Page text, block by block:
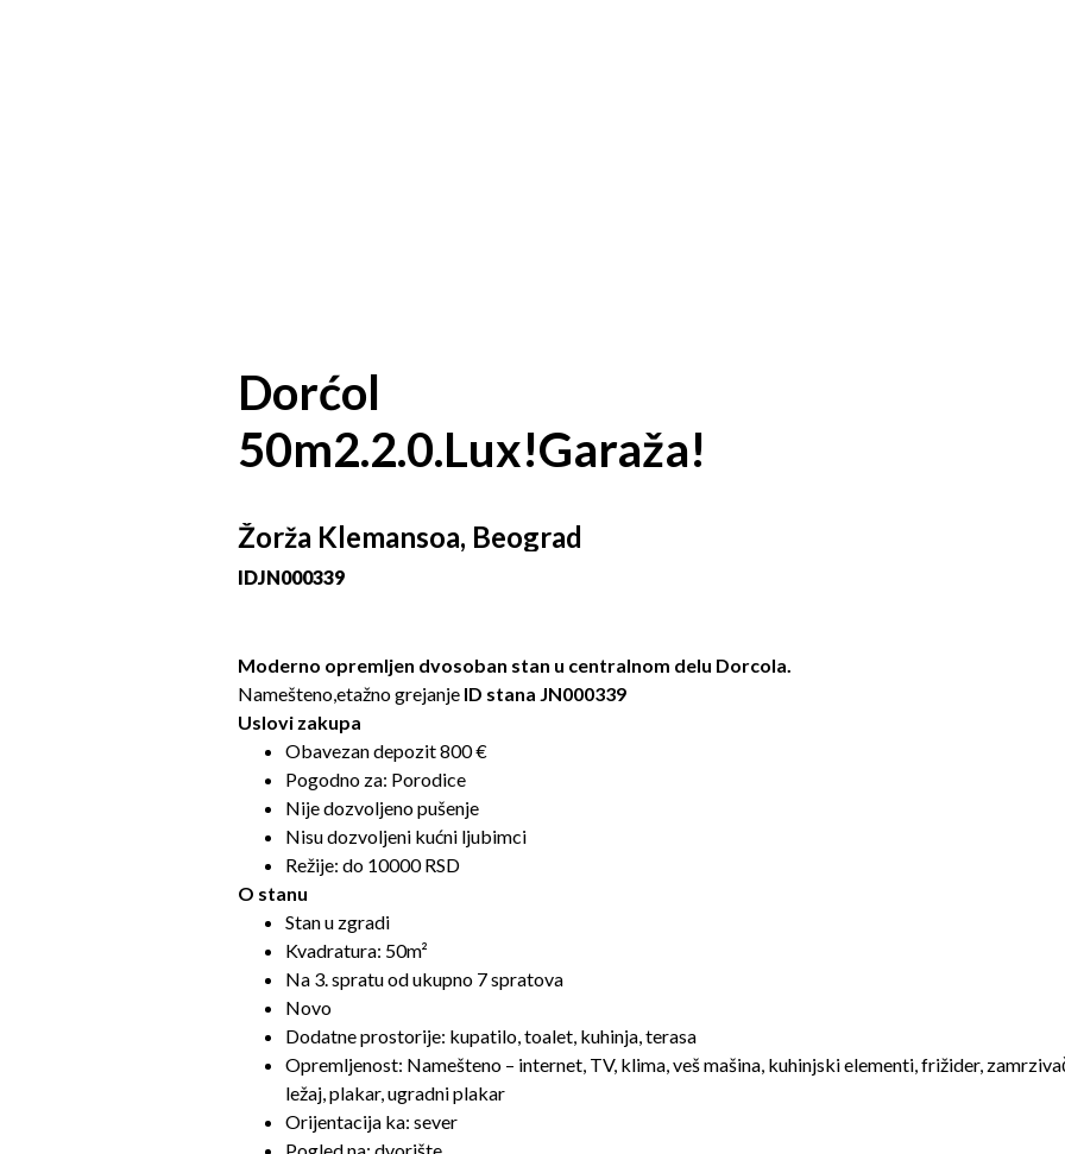
Dorćol
50m2.2.0.Lux!Garaža!
Žorža Klemansoa, Beograd
IDJN000339
Moderno opremljen dvosoban stan u centralnom delu Dorcola.
Namešteno,etažno grejanje ID stana JN000339
Uslovi zakupa
Obavezan depozit 800 €
Pogodno za: Porodice
Nije dozvoljeno pušenje
Nisu dozvoljeni kućni ljubimci
Režije: do 10000 RSD
O stanu
Stan u zgradi
Kvadratura: 50m²
Na 3. spratu od ukupno 7 spratova
Novo
Dodatne prostorije: kupatilo, toalet, kuhinja, terasa
Opremljenost: Namešteno – internet, TV, klima, veš mašina, kuhinjski elementi, frižider,
ležaj, plakar, ugradni plakar
Orijentacija ka: sever